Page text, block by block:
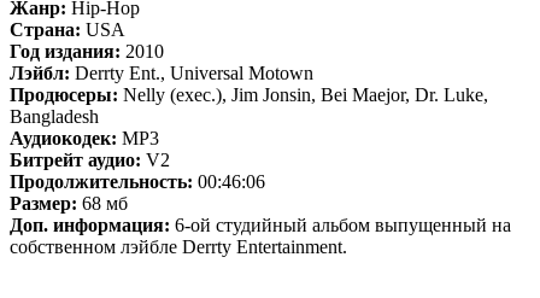
Жанр: Hip-Hop
Страна: USA
Год издания: 2010
Лэйбл: Derrty Ent., Universal Motown
Продюсеры: Nelly (exec.), Jim Jonsin, Bei Maejor, Dr. Luke,
Bangladesh
Аудиокодек: MP3
Битрейт аудио: V2
Продолжительность: 00:46:06
Размер: 68 мб
Доп. информация: 6-ой студийный альбом выпущенный на
собственном лэйбле Derrty Entertainment.